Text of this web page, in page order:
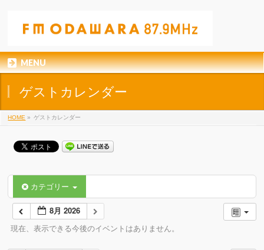
MENU
ゲストカレンダー
HOME » ゲストカレンダー
カテゴリー
8月 2026
現在、表示できる今後のイベントはありません。